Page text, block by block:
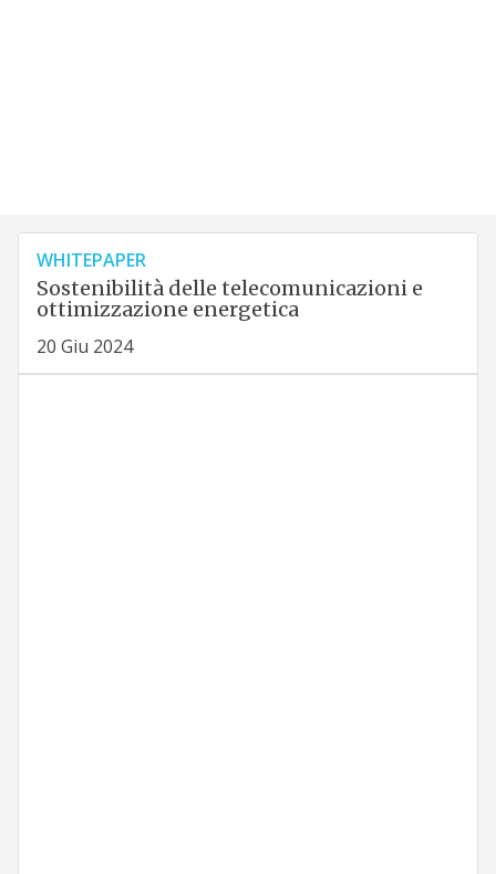
WHITEPAPER
Sostenibilità delle telecomunicazioni e
ottimizzazione energetica
20 Giu 2024